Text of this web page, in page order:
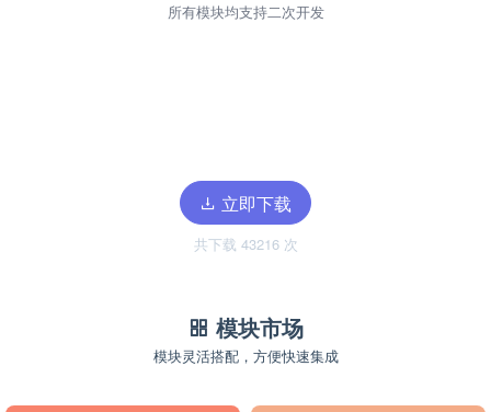
所有模块均支持二次开发
立即下载
共下载 43216 次
模块市场
模块灵活搭配，方便快速集成